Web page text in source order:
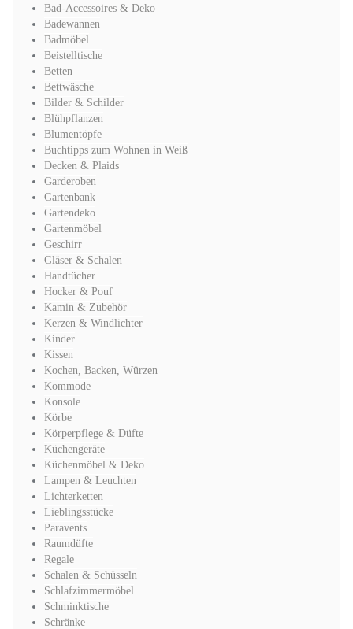
Bad-Accessoires & Deko
Badewannen
Badmöbel
Beistelltische
Betten
Bettwäsche
Bilder & Schilder
Blühpflanzen
Blumentöpfe
Buchtipps zum Wohnen in Weiß
Decken & Plaids
Garderoben
Gartenbank
Gartendeko
Gartenmöbel
Geschirr
Gläser & Schalen
Handtücher
Hocker & Pouf
Kamin & Zubehör
Kerzen & Windlichter
Kinder
Kissen
Kochen, Backen, Würzen
Kommode
Konsole
Körbe
Körperpflege & Düfte
Küchengeräte
Küchenmöbel & Deko
Lampen & Leuchten
Lichterketten
Lieblingsstücke
Paravents
Raumdüfte
Regale
Schalen & Schüsseln
Schlafzimmermöbel
Schminktische
Schränke